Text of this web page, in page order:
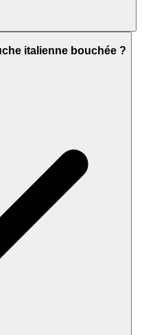
italienne bouchée ?